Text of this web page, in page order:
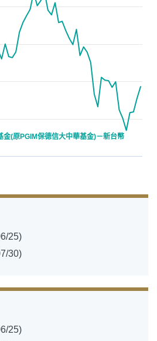
categories.
values. Data ranges from
金(原PGIM保德信大中華基金)－新台幣
25)
30)
25)